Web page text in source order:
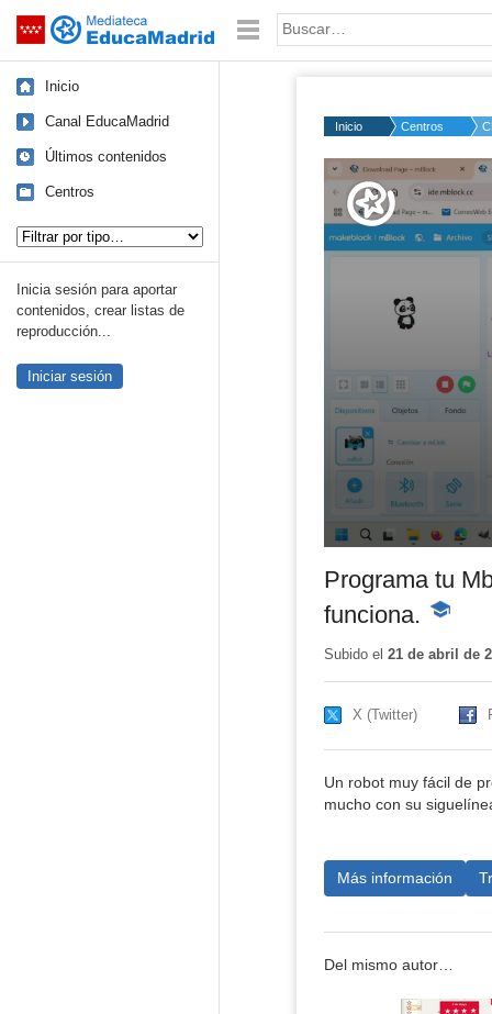
Saltar navegación Palabra o frase:
Inicio
Canal EducaMadrid
Últimos contenidos
Centros
Inicia sesión para aportar
contenidos, crear listas de
reproducción...
Iniciar sesión
Inicio Centros
Volume
50%
Programa tu
funciona.
-
Subido el 21 de abril de
X (Twitter)
Un robot muy fácil de
mucho con su
Más información
Del mismo autor…